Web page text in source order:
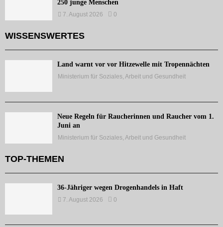
250 junge Menschen
7. August 2026 0
WISSENSWERTES
Land warnt vor vor Hitzewelle mit Tropennächten
Ministerium für Soziales, Arbeit und Gesundheit
Neue Regeln für Raucherinnen und Raucher vom 1.
Juni an
Ministerium für Soziales, Arbeit und Gesundheit
TOP-THEMEN
36-Jähriger wegen Drogenhandels in Haft
7. August 2026 0